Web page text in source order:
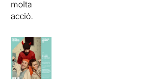
molta
acció.